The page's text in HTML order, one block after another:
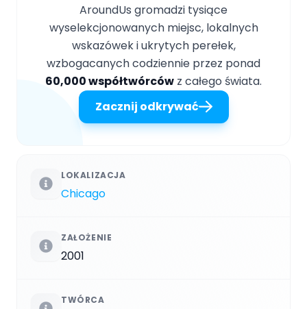
AroundUs gromadzi tysiące
wyselekcjonowanych miejsc, lokalnych
wskazówek i ukrytych perełek,
wzbogacanych codziennie przez ponad
60,000 współtwórców z całego świata.
Zacznij odkrywać
LOKALIZACJA
Chicago
ZAŁOŻENIE
2001
TWÓRCA